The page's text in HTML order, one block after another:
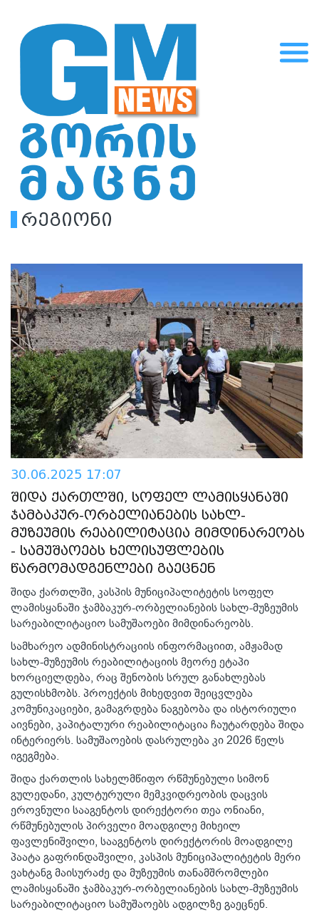
რეგიონი
30.06.2025 17:07
შიდა ქართლში, სოფელ ლამისყანაში
ჯამბაკურ-ორბელიანების სახლ-
მუზეუმის რეაბილიტაცია მიმდინარეობს
- სამუშაოებს ხელისუფლების
წარმომადგენლები გაეცნენ
შიდა ქართლში, კასპის მუნიციპალიტეტის სოფელ
ლამისყანაში ჯამბაკურ-ორბელიანების სახლ-მუზეუმის
სარეაბილიტაციო სამუშაოები მიმდინარეობს.
სამხარეო ადმინისტრაციის ინფორმაციით, ამჟამად
სახლ-მუზეუმის რეაბილიტაციის მეორე ეტაპი
ხორციელდება, რაც შენობის სრულ განახლებას
გულისხმობს. პროექტის მიხედვით შეიცვლება
კომუნიკაციები, გამაგრდება ნაგებობა და ისტორიული
აივნები, კაპიტალური რეაბილიტაცია ჩაუტარდება შიდა
ინტერიერს. სამუშაოების დასრულება კი 2026 წელს
იგეგმება.
შიდა ქართლის სახელმწიფო რწმუნებული სიმონ
გულედანი, კულტურული მემკვიდრეობის დაცვის
ეროვნული სააგენტოს დირექტორი თეა ონიანი,
რწმუნებულის პირველი მოადგილე მიხეილ
ფავლენიშვილი, სააგენტოს დირექტორის მოადგილე
პაატა გაფრინდაშვილი, კასპის მუნიციპალიტეტის მერი
ვახტანგ მაისურაძე და მუზეუმის თანამშრომლები
ლამისყანაში ჯამბაკურ-ორბელიანების სახლ-მუზეუმის
სარეაბილიტაციო სამუშაოებს ადგილზე გაეცნენ.